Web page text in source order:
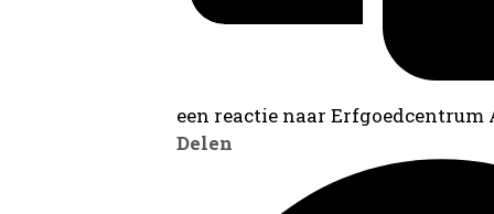
een reactie naar
Delen